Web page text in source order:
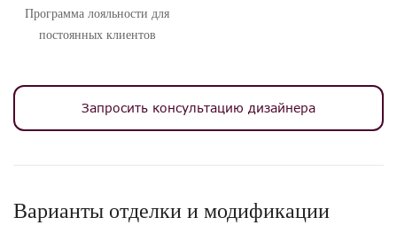
Программа лояльности для
постоянных клиентов
Запросить консультацию дизайнера
Варианты отделки и модификации